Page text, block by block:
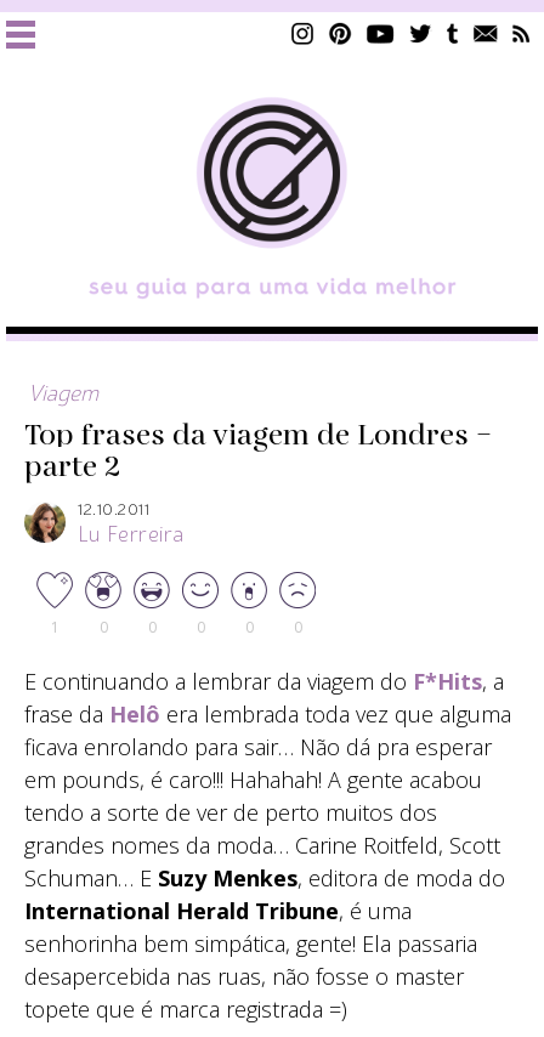
Viagem
Top frases da viagem de Londres –
parte 2
12.10.2011
Lu Ferreira
1 0 0 0 0 0
E continuando a lembrar da viagem do F*Hits, a
frase da Helô era lembrada toda vez que alguma
ficava enrolando para sair… Não dá pra esperar
em pounds, é caro!!! Hahahah! A gente acabou
tendo a sorte de ver de perto muitos dos
grandes nomes da moda… Carine Roitfeld, Scott
Schuman… E Suzy Menkes, editora de moda do
International Herald Tribune, é uma
senhorinha bem simpática, gente! Ela passaria
desapercebida nas ruas, não fosse o master
topete que é marca registrada =)